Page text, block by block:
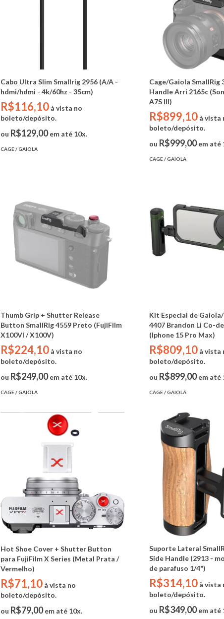
Cabo Ultra Slim Smallrig 2956 (A/A -
hdmi/hdmi - 4k/60hz - 35cm)
R$116,10 à vista no
boleto/depósito.
ou R$129,00em até 10x.
CAGE / GAIOLA
Cage/Gaiola SmallRig
Handle Arri 2165c
A7S III)
R$899,10 à vista
boleto/depósito.
ou R$999,00em até
CAGE / GAIOLA
Thumb Grip + Shutter Release
Button SmallRig 4559 Preto (FujiFilm
X100VI / X100V)
R$224,10 à vista no
boleto/depósito.
ou R$249,00em até 10x.
CAGE / GAIOLA
Kit Especial de
4407 Brandon Li Co-
(Iphone 15 Pro Max)
R$809,10 à vista
boleto/depósito.
ou R$899,00em até
CAGE / GAIOLA
Hot Shoe Cover + Shutter Button
para FujiFilm X Series (Metal Prata /
Vermelho)
R$71,10 à vista no
boleto/depósito.
ou R$79,00em até 10x.
Suporte Lateral
Side Handle (2913 -
de parafuso 1/4")
R$314,10 à vista
boleto/depósito.
ou R$349,00em até